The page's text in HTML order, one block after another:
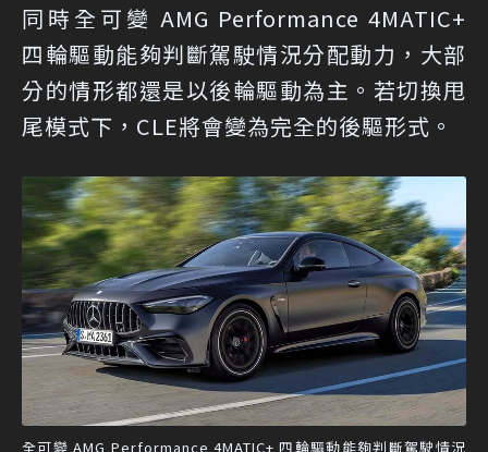
同時全可變 AMG Performance 4MATIC+
四輪驅動能夠判斷駕駛情況分配動力，大部
分的情形都還是以後輪驅動為主。若切換甩
尾模式下，CLE將會變為完全的後驅形式。
全可變 AMG Performance 4MATIC+ 四輪驅動能夠判斷駕駛情況